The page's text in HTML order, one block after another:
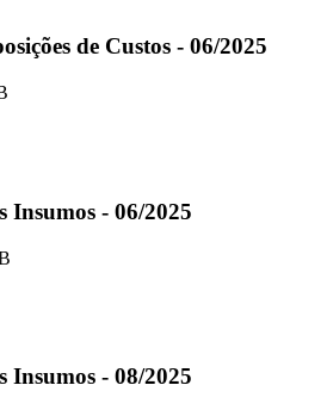
de Custos - 06/2025
Insumos - 06/2025
Insumos - 08/2025